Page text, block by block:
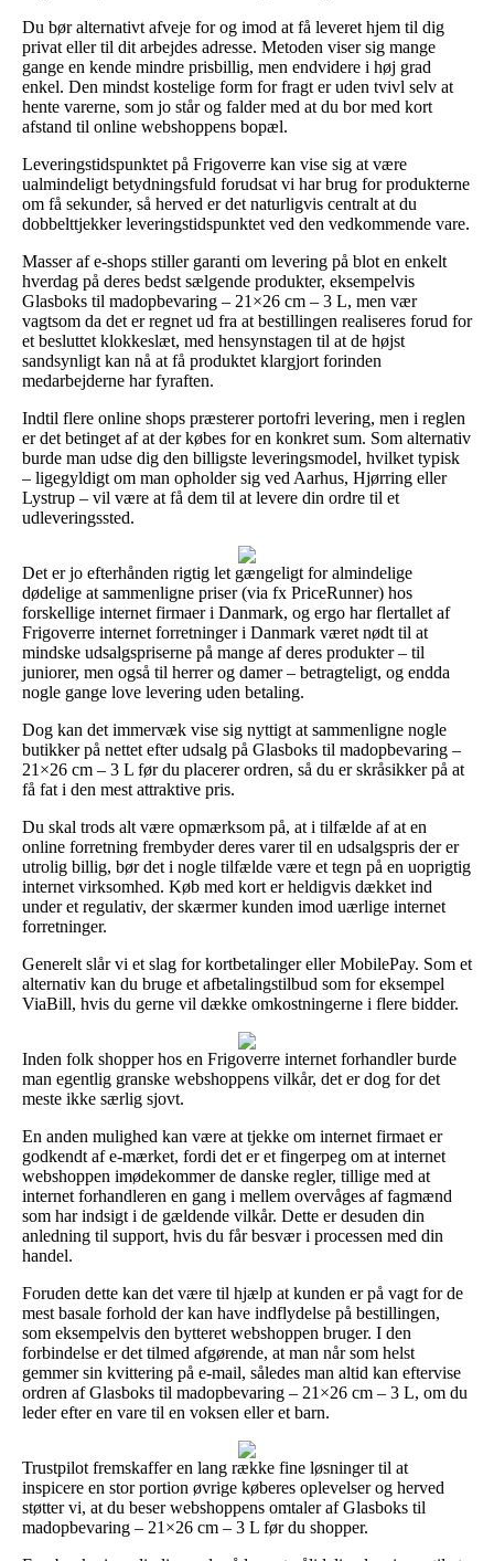
Du bør alternativt afveje for og imod at få leveret hjem til dig
privat eller til dit arbejdes adresse. Metoden viser sig mange
gange en kende mindre prisbillig, men endvidere i høj grad
enkel. Den mindst kostelige form for fragt er uden tvivl selv at
hente varerne, som jo står og falder med at du bor med kort
afstand til online webshoppens bopæl.
Leveringstidspunktet på Frigoverre kan vise sig at være
ualmindeligt betydningsfuld forudsat vi har brug for produkterne
om få sekunder, så herved er det naturligvis centralt at du
dobbelttjekker leveringstidspunktet ved den vedkommende vare.
Masser af e-shops stiller garanti om levering på blot en enkelt
hverdag på deres bedst sælgende produkter, eksempelvis
Glasboks til madopbevaring – 21×26 cm – 3 L, men vær
vagtsom da det er regnet ud fra at bestillingen realiseres forud for
et besluttet klokkeslæt, med hensynstagen til at de højst
sandsynligt kan nå at få produktet klargjort forinden
medarbejderne har fyraften.
Indtil flere online shops præsterer portofri levering, men i reglen
er det betinget af at der købes for en konkret sum. Som alternativ
burde man udse dig den billigste leveringsmodel, hvilket typisk
– ligegyldigt om man opholder sig ved Aarhus, Hjørring eller
Lystrup – vil være at få dem til at levere din ordre til et
udleveringssted.
Det er jo efterhånden rigtig let gængeligt for almindelige
dødelige at sammenligne priser (via fx PriceRunner) hos
forskellige internet firmaer i Danmark, og ergo har flertallet af
Frigoverre internet forretninger i Danmark været nødt til at
mindske udsalgspriserne på mange af deres produkter – til
juniorer, men også til herrer og damer – betragteligt, og endda
nogle gange love levering uden betaling.
Dog kan det immervæk vise sig nyttigt at sammenligne nogle
butikker på nettet efter udsalg på Glasboks til madopbevaring –
21×26 cm – 3 L før du placerer ordren, så du er skråsikker på at
få fat i den mest attraktive pris.
Du skal trods alt være opmærksom på, at i tilfælde af at en
online forretning frembyder deres varer til en udsalgspris der er
utrolig billig, bør det i nogle tilfælde være et tegn på en uoprigtig
internet virksomhed. Køb med kort er heldigvis dækket ind
under et regulativ, der skærmer kunden imod uærlige internet
forretninger.
Generelt slår vi et slag for kortbetalinger eller MobilePay. Som et
alternativ kan du bruge et afbetalingstilbud som for eksempel
ViaBill, hvis du gerne vil dække omkostningerne i flere bidder.
Inden folk shopper hos en Frigoverre internet forhandler burde
man egentlig granske webshoppens vilkår, det er dog for det
meste ikke særlig sjovt.
En anden mulighed kan være at tjekke om internet firmaet er
godkendt af e-mærket, fordi det er et fingerpeg om at internet
webshoppen imødekommer de danske regler, tillige med at
internet forhandleren en gang i mellem overvåges af fagmænd
som har indsigt i de gældende vilkår. Dette er desuden din
anledning til support, hvis du får besvær i processen med din
handel.
Foruden dette kan det være til hjælp at kunden er på vagt for de
mest basale forhold der kan have indflydelse på bestillingen,
som eksempelvis den bytteret webshoppen bruger. I den
forbindelse er det tilmed afgørende, at man når som helst
gemmer sin kvittering på e-mail, således man altid kan eftervise
ordren af Glasboks til madopbevaring – 21×26 cm – 3 L, om du
leder efter en vare til en voksen eller et barn.
Trustpilot fremskaffer en lang række fine løsninger til at
inspicere en stor portion øvrige køberes oplevelser og herved
støtter vi, at du beser webshoppens omtaler af Glasboks til
madopbevaring – 21×26 cm – 3 L før du shopper.